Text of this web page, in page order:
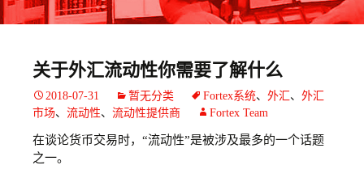
关于外汇流动性你需要了解什么
2018-07-31 暂无分类 Fortex系统、 外汇 、 外汇
市场、 流动性、 流动性提供商 Fortex Team
在谈论货币交易时，“流动性”是被涉及最多的一个话题
之一。